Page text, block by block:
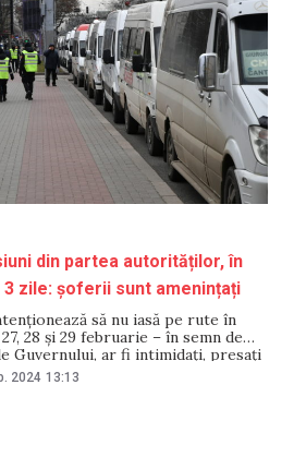
din partea autorităților, în
zile: șoferii sunt amenințați
să nu iasă pe rute în
28 și 29 februarie – în semn de
Guvernului, ar fi intimidați, presați
legii și autorități. Declarația a
2024 13:13